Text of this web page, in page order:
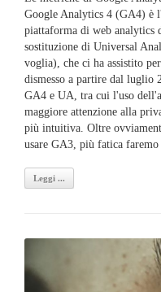
Google Analytics 4 (GA4) è
piattaforma di web analytics
sostituzione di Universal
voglia), che ci ha assistito
dismesso a partire dal luglio
GA4 e UA, tra cui l'uso
maggiore attenzione alla
più intuitiva. Oltre
usare GA3, più fatica faremo
Leggi ...